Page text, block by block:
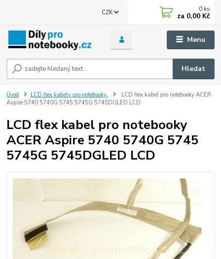
Menu
CZK
Hledat
0 ks
za 0,00 Kč
Úvod LCD flex kabely pro notebooky
LCD flex kabel pro notebooky ACER
Aspire 5740 5740G 5745 5745G 5745DGLED LCD
LCD flex kabel pro notebooky
ACER Aspire 5740 5740G 5745
5745G 5745DGLED LCD